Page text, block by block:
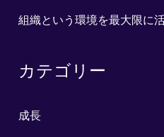
組織という環境を最大限に
カテゴリー
成長